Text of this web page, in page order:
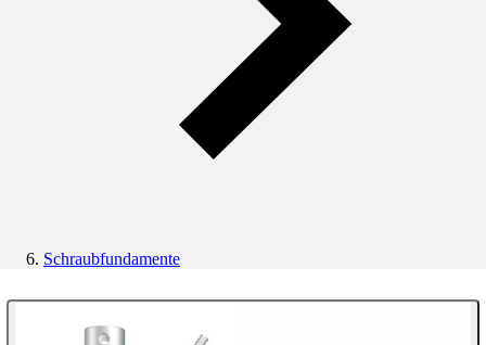
Schraubfundamente